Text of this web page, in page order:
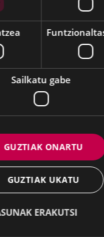
eta Historia
eta monumentu
Sailkatu gabe
GUZTIAK ONARTU
GUZTIAK UKATU
ERAKUTSI